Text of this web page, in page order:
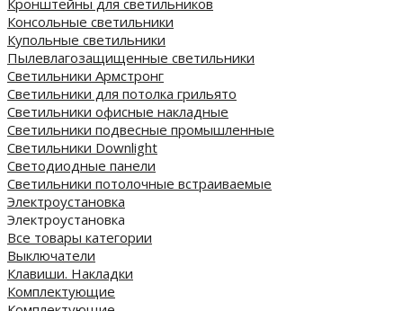
Кронштейны для светильников
Консольные светильники
Купольные светильники
Пылевлагозащищенные светильники
Светильники Армстронг
Светильники для потолка грильято
Светильники офисные накладные
Светильники подвесные промышленные
Светильники Downlight
Светодиодные панели
Cветильники потолочные встраиваемые
Электроустановка
Электроустановка
Все товары категории
Выключатели
Клавиши. Накладки
Комплектующие